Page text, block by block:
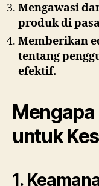
Mengawasi
produk di
Memberikan
tentang
efektif.
Mengapa
untuk
1.